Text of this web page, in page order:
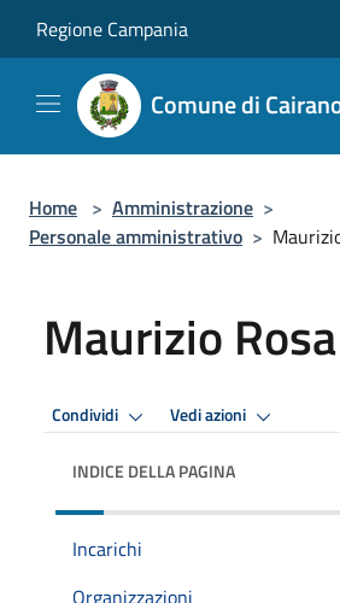
Regione Campania
Comune di
Home > Amministrazione >
Personale amministrativo >
Maurizio Rosa
Condividi Vedi azioni
INDICE DELLA PAGINA
Incarichi
Organizzazioni